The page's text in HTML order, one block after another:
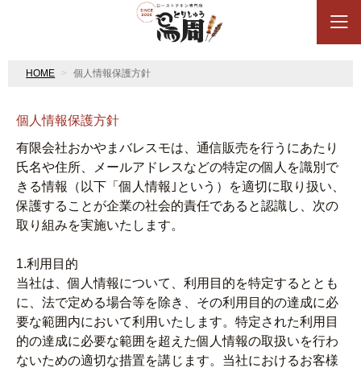
HOME 個人情報保護方針
個人情報保護方針
有限会社おかやまバレスモは、通信販売を行うにあたり
氏名や住所、メールアドレスなどの特定の個人を識別で
きる情報（以下「個人情報｣という）を適切に取り扱い、
保護することが企業の社会的責任であると認識し、次の
取り組みを実施いたします。
1.利用目的
当社は、個人情報について、利用目的を特定するととも
に、法で定める場合等を除き、その利用目的の達成に必
要な範囲内において利用いたします。特定された利用目
的の達成に必要な範囲を超えた個人情報の取扱いを行わ
ないための適切な措置を講じます。当社におけるお客様